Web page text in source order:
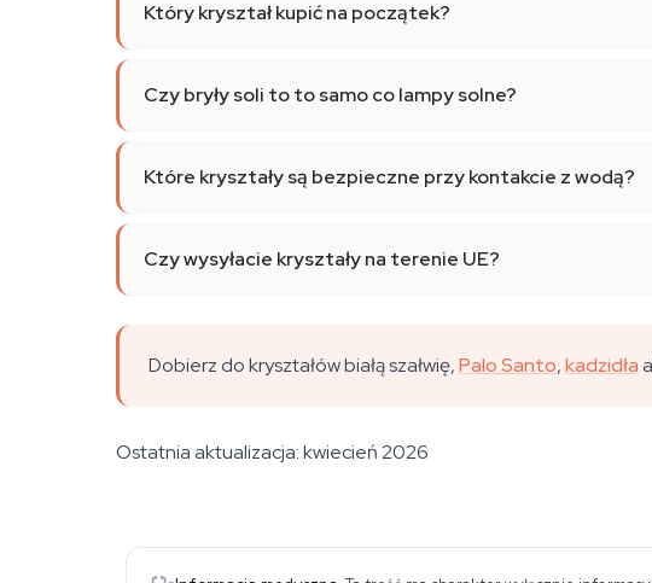
Który kryształ kupić na początek?
Czy bryły soli to to samo co lampy solne?
Które kryształy są bezpieczne przy kontakcie z wodą?
Czy wysyłacie kryształy na terenie UE?
Dobierz do kryształów białą szałwię,Palo Santo,kadzidła
Ostatnia aktualizacja: kwiecień 2026